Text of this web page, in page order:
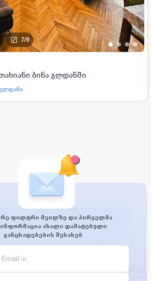
•• ••
7/9
ბინა გლდანში
გლდანი
ფილტრი მეილზე და პირველმა
ახალი დამატებული
განცხადებების შესახებ